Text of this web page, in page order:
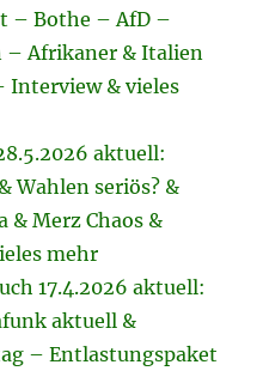
– Bothe – AfD –
– Afrikaner & Italien
Interview & vieles
aktuell:
Wahlen seriös? &
& Merz Chaos &
mehr
17.4.2026 aktuell:
aktuell &
– Entlastungspaket